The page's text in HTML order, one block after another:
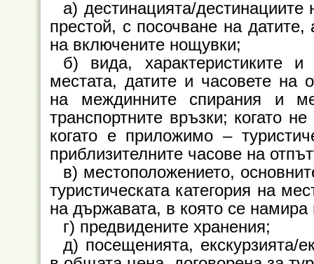
а) дестинацията/
престой, с посочване на
на включените нощувки;
б) вида, характеристиките и
местата, датите и часовете на
на междинните спирания и
транспортните връзки; когато
когато е приложимо –
приблизителните часове на
в) местоположението,
туристическата категория на
на държавата, в която се намира
г) предвидените хранения;
д) посещенията, екскурзията/